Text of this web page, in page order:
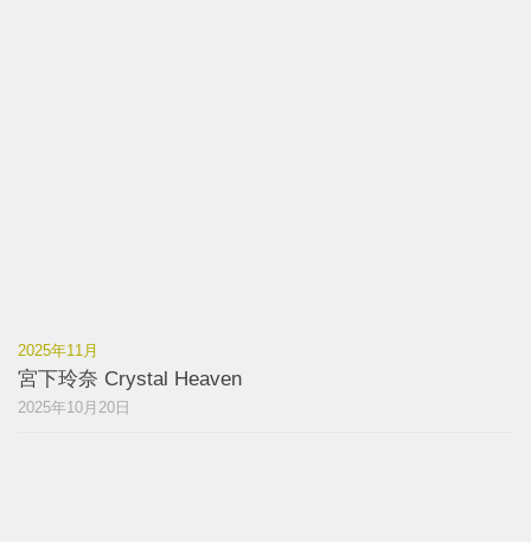
2025年11月
宮下玲奈 Crystal Heaven
2025年10月20日